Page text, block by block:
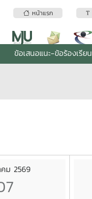
หน้าแรก
ข้อเสนอแนะ-ข้อร้องเรียน
ม 2569